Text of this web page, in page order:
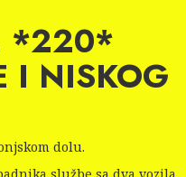
*220*
I NISKOG
dolu.